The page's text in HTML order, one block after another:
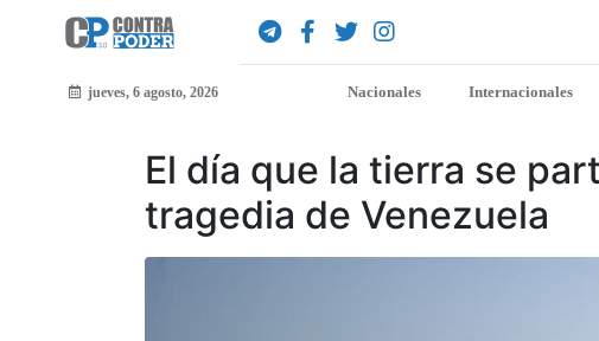
jueves, 6 agosto, 2026 Nacionales Internacionales
El día que la tierra se
tragedia de Venezuela